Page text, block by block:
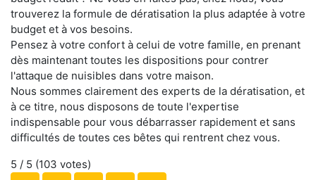
trouverez la formule de dératisation la plus adaptée à votre
budget et à vos besoins.
Pensez à votre confort à celui de votre famille, en prenant
dès maintenant toutes les dispositions pour contrer
l'attaque de nuisibles dans votre maison.
Nous sommes clairement des experts de la dératisation, et
à ce titre, nous disposons de toute l'expertise
indispensable pour vous débarrasser rapidement et sans
difficultés de toutes ces bêtes qui rentrent chez vous.
5 / 5 (103 votes)